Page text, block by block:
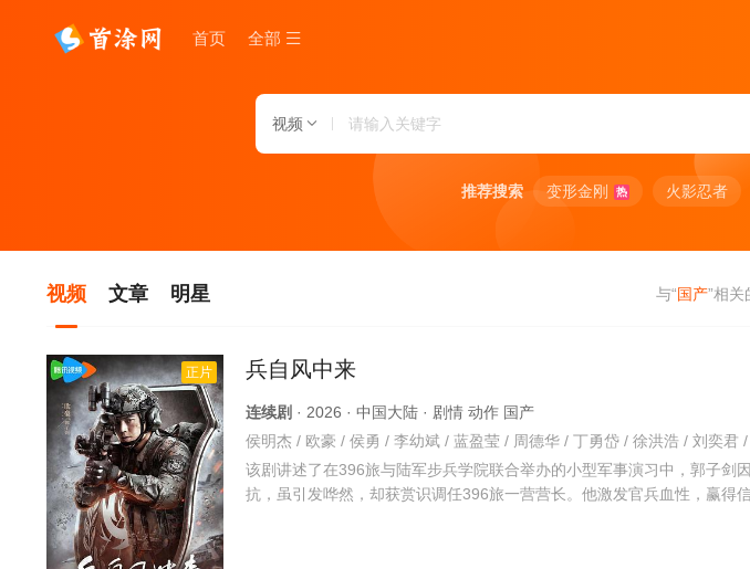
首页 全部
视频
推荐搜索 变形金刚 热 火影忍者
视频 文章 明星 与“国产”相关
正片 兵自风中来
连续剧 · 2026 · 中国大陆 · 剧情 动作 国产
该剧讲述了在396旅与陆军步兵学院联合举办的小型军事演习中，郭子剑
抗，虽引发哗然，却获赏识调任396旅一营营长。他激发官兵血性，赢得